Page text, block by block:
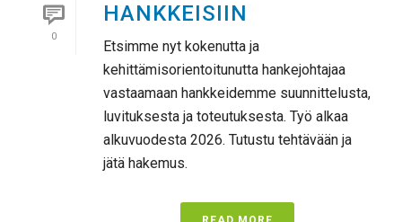
0
HANKKEISIIN
Etsimme nyt kokenutta ja
kehittämisorientoitunutta hankejohtajaa
vastaamaan hankkeidemme suunnittelusta,
luvituksesta ja toteutuksesta. Työ alkaa
alkuvuodesta 2026. Tutustu tehtävään ja
jätä hakemus.